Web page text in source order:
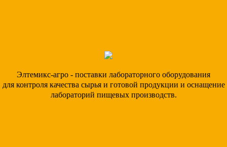
Элтемикс-агро - поставки лабораторного оборудования
для контроля качества сырья и готовой продукции и оснащение
лабораторий пищевых производств.